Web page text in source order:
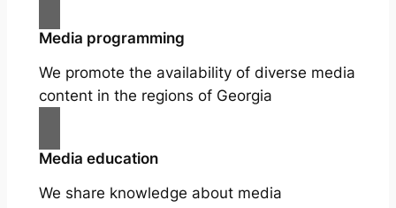
Media programming
We promote the availability of diverse media
content in the regions of Georgia
Media education
We share knowledge about media